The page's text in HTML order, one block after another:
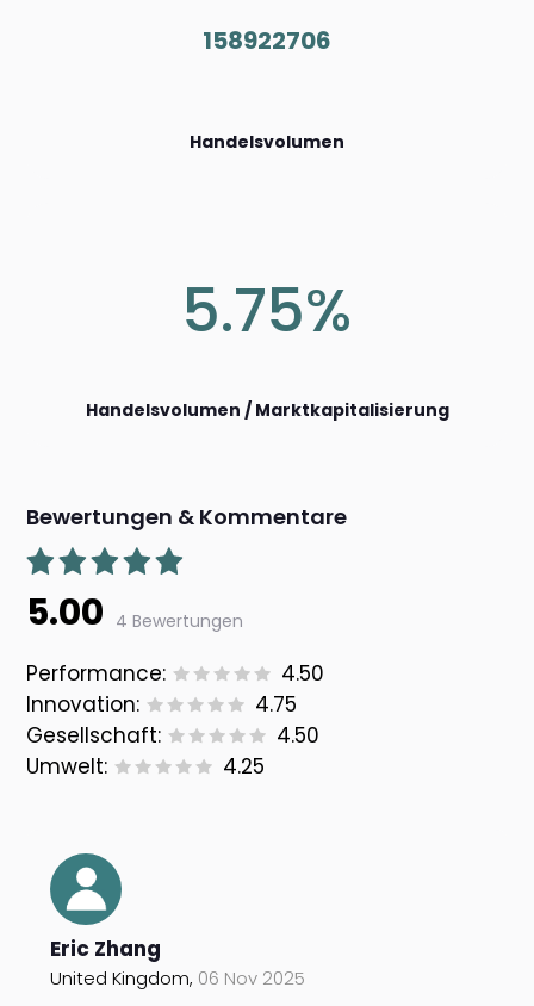
158922706
Handelsvolumen
5.75%
Handelsvolumen / Marktkapitalisierung
Bewertungen & Kommentare
5.00 4 Bewertungen
Performance:
4.50
Innovation:
4.75
Gesellschaft:
4.50
Umwelt:
4.25
Eric Zhang
United Kingdom, 06 Nov 2025